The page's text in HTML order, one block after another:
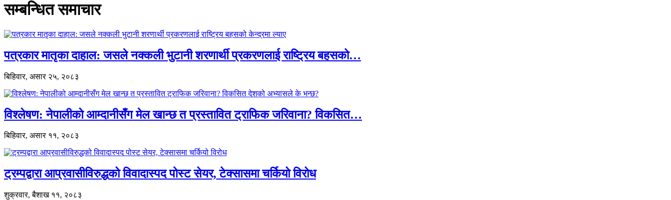
सम्बन्धित समाचार
पत्रकार मातृका दाहाल: जसले नक्कली भुटानी शरणार्थी प्रकरणलाई राष्ट्रिय बहसको…
बिहिवार, असार २५, २०८३
विश्लेषण: नेपालीको आम्दानीसँग मेल खान्छ त प्रस्तावित ट्राफिक जरिवाना? विकसित…
बिहिवार, असार ११, २०८३
ट्रम्पद्वारा आप्रवासीविरुद्धको विवादास्पद पोस्ट सेयर, टेक्सासमा चर्कियो विरोध
शुक्रवार, बैशाख ११, २०८३